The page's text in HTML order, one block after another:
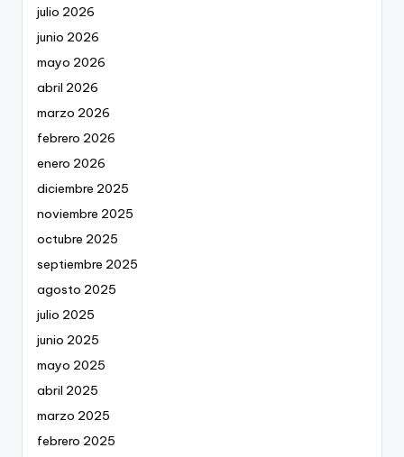
julio 2026
junio 2026
mayo 2026
abril 2026
marzo 2026
febrero 2026
enero 2026
diciembre 2025
noviembre 2025
octubre 2025
septiembre 2025
agosto 2025
julio 2025
junio 2025
mayo 2025
abril 2025
marzo 2025
febrero 2025